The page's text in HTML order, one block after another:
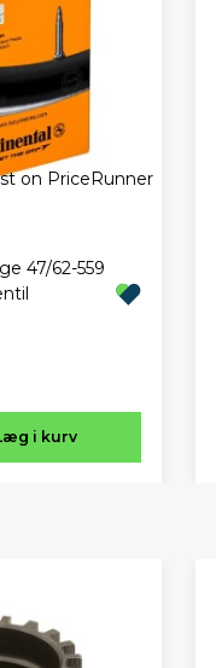
47/62-559
i kurv